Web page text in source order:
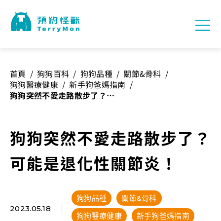
首頁 / 狗狗百科 / 狗狗品種 / 關節&骨科 /
狗狗醫療健康 / 新手狗爸媽指南 /
狗狗突然不愛走路散步了？可
狗狗突然不愛走路散步了？
可能是退化性關節炎！
2023.05.18
狗狗品種
關節&骨科
狗狗醫療健康
新手狗爸媽指南